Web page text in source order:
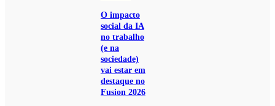
O impacto
social da IA
no trabalho
(e na
sociedade)
vai estar em
destaque no
Fusion 2026